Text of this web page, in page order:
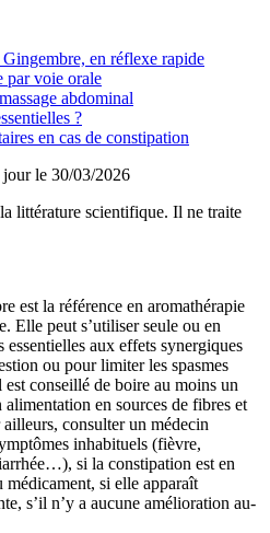
en réflexe rapide
par voie orale
abdominal
?
en cas de constipation
le 30/03/2026
littérature scientifique. Il ne traite
est la référence en aromathérapie
Elle peut s’utiliser seule ou en
essentielles aux effets synergiques
ou pour limiter les spasmes
conseillé de boire au moins un
en sources de fibres et
ailleurs, consulter un médecin
inhabituels (fièvre,
si la constipation est en
médicament, si elle apparaît
s’il n’y a aucune amélioration au-